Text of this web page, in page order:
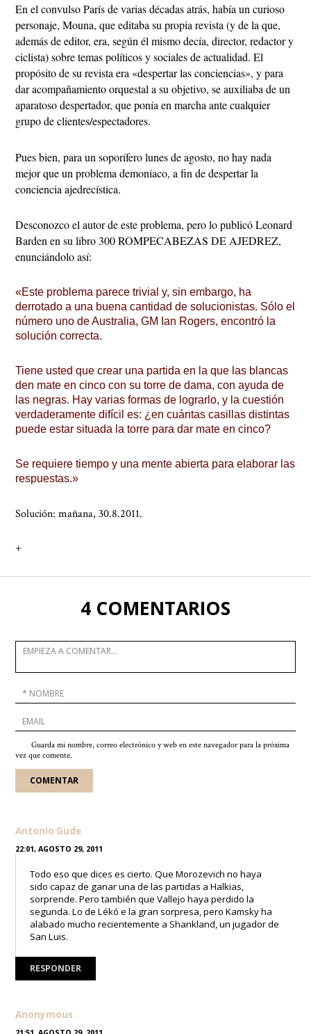
En el convulso París de varias décadas atrás, había un curioso
personaje, Mouna, que editaba su propia revista (y de la que,
además de editor, era, según él mismo decía, director, redactor y
ciclista) sobre temas políticos y sociales de actualidad. El
propósito de su revista era «despertar las conciencias», y para
dar acompañamiento orquestal a su objetivo, se auxiliaba de un
aparatoso despertador, que ponía en marcha ante cualquier
grupo de clientes/espectadores.
Pues bien, para un soporífero lunes de agosto, no hay nada
mejor que un problema demoníaco, a fin de despertar la
conciencia ajedrecística.
Desconozco el autor de este problema, pero lo publicó Leonard
Barden en su libro 300 ROMPECABEZAS DE AJEDREZ,
enunciándolo así:
«Este problema parece trivial y, sin embargo, ha
derrotado a una buena cantidad de solucionistas. Sólo el
número uno de Australia, GM Ian Rogers, encontró la
solución correcta.
Tiene usted que crear una partida en la que las blancas
den mate en cinco con su torre de dama, con ayuda de
las negras. Hay varias formas de lograrlo, y la cuestión
verdaderamente difícil es: ¿en cuántas casillas distintas
puede estar situada la torre para dar mate en cinco?
Se requiere tiempo y una mente abierta para elaborar las
respuestas.»
Solución: mañana, 30.8.2011.
+
4 COMENTARIOS
Guarda mi nombre, correo electrónico y web en este navegador para la próxima
vez que comente.
Antonio Gude
22:01, AGOSTO 29, 2011
Todo eso que dices es cierto. Que Morozevich no haya
sido capaz de ganar una de las partidas a Halkias,
sorprende. Pero también que Vallejo haya perdido la
segunda. Lo de Lékó e la gran sorpresa, pero Kamsky ha
alabado mucho recientemente a Shankland, un jugador de
San Luis.
RESPONDER
Anonymous